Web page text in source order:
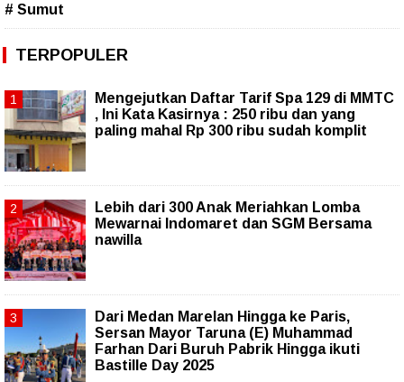
# Sumut
TERPOPULER
Mengejutkan Daftar Tarif Spa 129 di MMTC
, Ini Kata Kasirnya : 250 ribu dan yang
paling mahal Rp 300 ribu sudah komplit
Lebih dari 300 Anak Meriahkan Lomba
Mewarnai Indomaret dan SGM Bersama
nawilla
‎Dari Medan Marelan Hingga ke Paris,
Sersan Mayor Taruna (E) Muhammad
Farhan Dari Buruh Pabrik Hingga ikuti
Bastille Day 2025